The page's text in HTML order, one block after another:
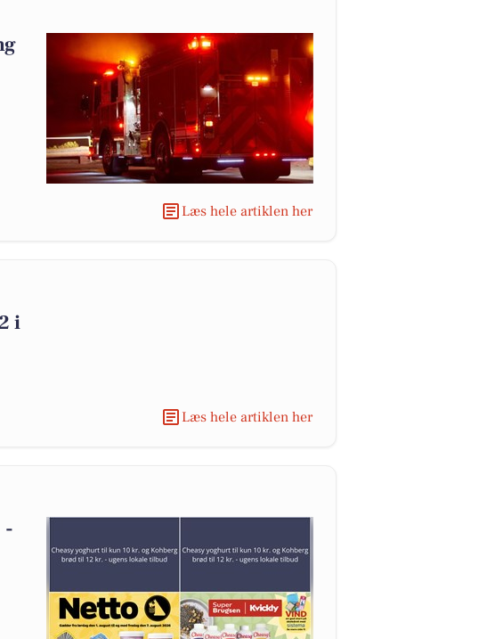
Læs hele artiklen her
i
Læs hele artiklen her
-